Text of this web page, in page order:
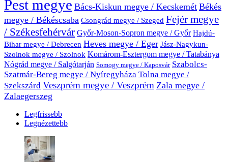
Pest megye Bács-Kiskun megye / Kecskemét Békés
megye / Békéscsaba Csongrád megye / Szeged Fejér megye
/ Székesfehérvár Győr-Moson-Sopron megye / Győr Hajdú-
Bihar megye / Debrecen Heves megye / Eger Jász-Nagykun-
Szolnok megye / Szolnok Komárom-Esztergom megye / Tatabánya
Nógrád megye / Salgótarján Somogy megye / Kaposvár Szabolcs-
Szatmár-Bereg megye / Nyíregyháza Tolna megye /
Szekszárd Veszprém megye / Veszprém Zala megye /
Zalaegerszeg
Legfrissebb
Legnézettebb